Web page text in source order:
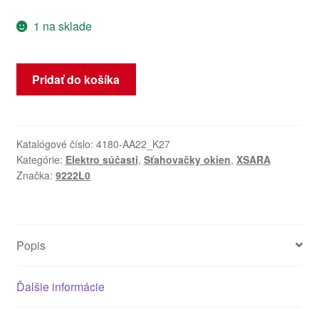
1 na sklade
množstvo
Pravý
okna
Citroën
Xsara
Pridať do košíka
Katalógové číslo: 4180-AA22_K27
Kategórie: Elektro súčasti, Sťahovačky okien, XSARA
Značka: 9222L0
Popis
Ďalšie informácie